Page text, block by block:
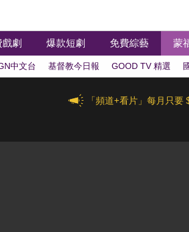
劇 爆款短劇 免費綜藝 蒙
中文台 基督教今日報 GOOD TV 精選
「頻道+看片」每月只要